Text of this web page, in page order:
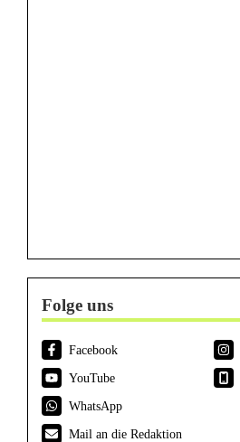
Folge uns
Facebook
YouTube
WhatsApp
Mail an die Redaktion